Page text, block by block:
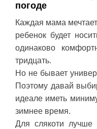
погоде
Каждая мама
ребенок будет
одинаково
тридцать.
Но не бывает
Поэтому давай
идеале иметь
зимнее время.
Для слякоти лучше